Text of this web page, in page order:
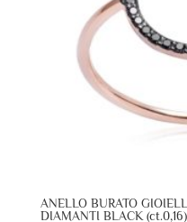
ANELLO BURATO
DIAMANTI BLACK (ct.0,16)